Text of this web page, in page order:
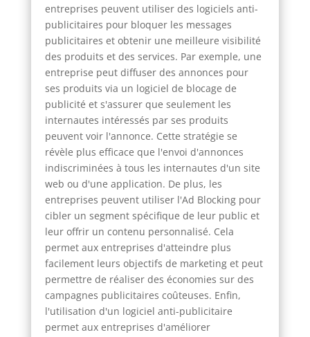
entreprises peuvent utiliser des logiciels anti-
publicitaires pour bloquer les messages
publicitaires et obtenir une meilleure visibilité
des produits et des services. Par exemple, une
entreprise peut diffuser des annonces pour
ses produits via un logiciel de blocage de
publicité et s'assurer que seulement les
internautes intéressés par ses produits
peuvent voir l'annonce. Cette stratégie se
révèle plus efficace que l'envoi d'annonces
indiscriminées à tous les internautes d'un site
web ou d'une application. De plus, les
entreprises peuvent utiliser l'Ad Blocking pour
cibler un segment spécifique de leur public et
leur offrir un contenu personnalisé. Cela
permet aux entreprises d'atteindre plus
facilement leurs objectifs de marketing et peut
permettre de réaliser des économies sur des
campagnes publicitaires coûteuses. Enfin,
l'utilisation d'un logiciel anti-publicitaire
permet aux entreprises d'améliorer